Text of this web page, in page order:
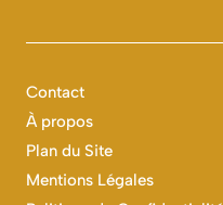
Contact
À propos
Plan du Site
Mentions Légales